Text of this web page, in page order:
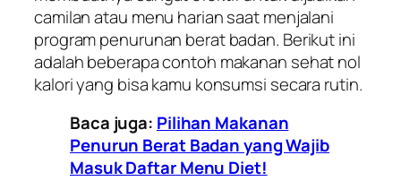
camilan atau menu harian saat menjalani
program penurunan berat badan. Berikut ini
adalah beberapa contoh makanan sehat nol
kalori yang bisa kamu konsumsi secara rutin.
Baca juga: Pilihan Makanan
Penurun Berat Badan yang Wajib
Masuk Daftar Menu Diet!